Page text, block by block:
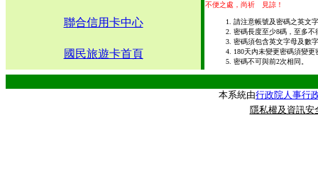
聯合信用卡中心
國民旅遊卡首頁
不便之處，尚祈 見諒！
請注意帳號及密碼之英文
密碼長度至少8碼，至多不
密碼須包含英文字母及數
180天內未變更密碼須變更
密碼不可與前2次相同。
本系統由行政院人事行
隱私權及資訊安